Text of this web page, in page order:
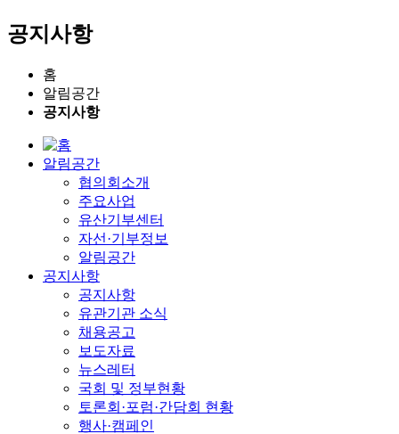
공지사항
홈
알림공간
공지사항
알림공간
협의회소개
주요사업
유산기부센터
자선·기부정보
알림공간
공지사항
공지사항
유관기관 소식
채용공고
보도자료
뉴스레터
국회 및 정부현황
토론회·포럼·간담회 현황
행사·캠페인